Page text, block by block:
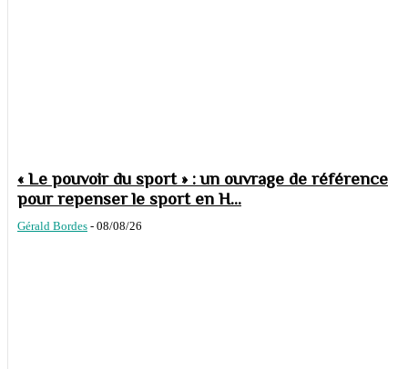
« Le pouvoir du sport » : un ouvrage de référence
pour repenser le sport en H...
Gérald Bordes - 08/08/26